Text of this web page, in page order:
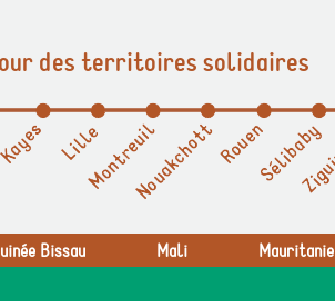
des territoires solidaires
Bissau Mali Mauritanie